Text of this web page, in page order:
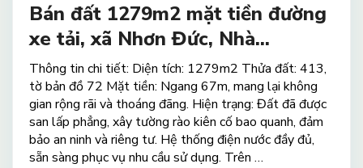
Bán đất 1279m2 mặt tiền đường
xe tải, xã Nhơn Đức, Nhà...
Thông tin chi tiết: Diện tích: 1279m2 Thửa đất: 413,
tờ bản đồ 72 Mặt tiền: Ngang 67m, mang lại không
gian rộng rãi và thoáng đãng. Hiện trạng: Đất đã được
san lấp phẳng, xây tường rào kiên cố bao quanh, đảm
bảo an ninh và riêng tư. Hệ thống điện nước đầy đủ,
sẵn sàng phục vụ nhu cầu sử dụng. Trên …